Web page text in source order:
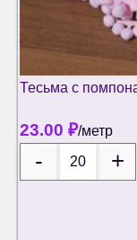
Тесьма с
23.00 ₽/метр